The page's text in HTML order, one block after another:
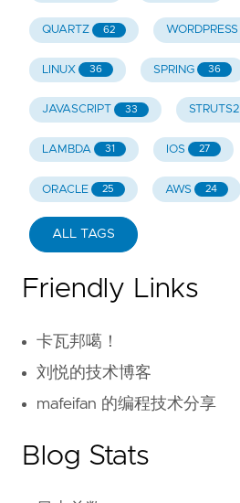
QUARTZ 62 WORDPRESS
LINUX 36 SPRING 36
JAVASCRIPT 33 STRUTS2
LAMBDA 31 IOS 27
ORACLE 25 AWS 24
ALL TAGS
Friendly Links
卡瓦邦噶！
刘悦的技术博客
mafeifan 的编程技术分享
Blog Stats